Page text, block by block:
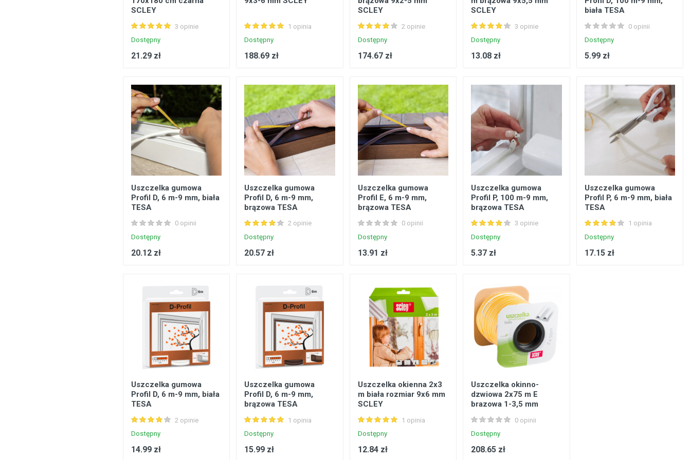
Produkty gospodarstwa domowego
SCLEY
3 opinie
Dostępny
21.29 zł
1 opinia
Dostępny
188.69 zł
SCLEY
2 opinie
Dostępny
174.67 zł
SCLEY
3 opinie
Dostępny
13.08 zł
biała TESA
0 opinii
Dostępny
5.99 zł
Uszczelka gumowa
Profil D, 6 m-9 mm, biała
TESA
0 opinii
Dostępny
20.12 zł
Uszczelka gumowa
Profil D, 6 m-9 mm,
brązowa TESA
2 opinie
Dostępny
20.57 zł
Uszczelka gumowa
Profil E, 6 m-9 mm,
brązowa TESA
0 opinii
Dostępny
13.91 zł
Uszczelka gumowa
Profil P, 100 m-9 mm,
brązowa TESA
3 opinie
Dostępny
5.37 zł
Uszczelka gumowa
Profil P, 6 m-9 mm, biała
TESA
1 opinia
Dostępny
17.15 zł
Uszczelka gumowa
Profil D, 6 m-9 mm, biała
TESA
2 opinie
Dostępny
14.99 zł
Uszczelka gumowa
Profil D, 6 m-9 mm,
brązowa TESA
1 opinia
Dostępny
15.99 zł
Uszczelka okienna 2x3
m biała rozmiar 9x6 mm
SCLEY
1 opinia
Dostępny
12.84 zł
Uszczelka okinno-
dzwiowa 2x75 m E
brazowa 1-3,5 mm
0 opinii
Dostępny
208.65 zł